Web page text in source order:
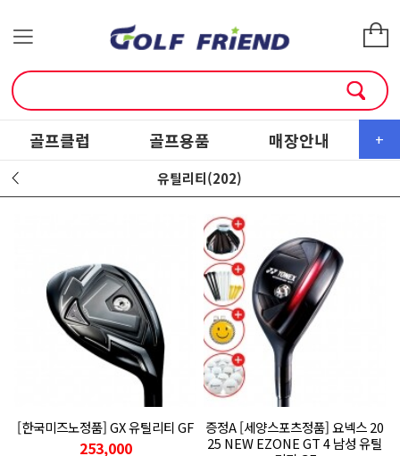
+
골프클럽 골프용품 매장안내 소
유틸리티(202)
[한국미즈노정품] GX 유틸리티 GF
253,000
증정A [세양스포츠정품] 요넥스 20
25 NEW EZONE GT 4 남성 유틸